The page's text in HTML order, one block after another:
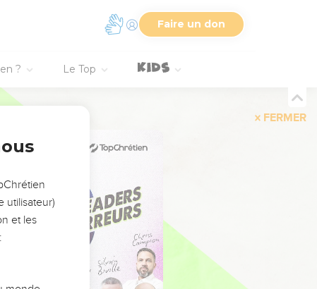
Faire un don
? Le Top
FERMER
utilisateur)
et les